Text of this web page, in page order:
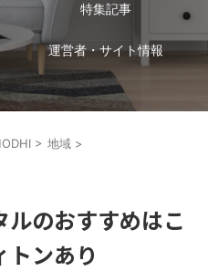
特集記事
運営者・サイト情報
> 地域 >
のおすすめはこ
トンあり